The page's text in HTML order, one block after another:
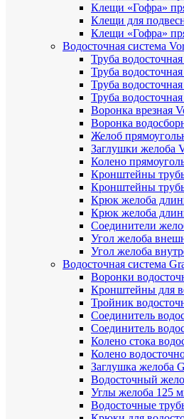
Клещи «Гофра»
Клещи для
Клещи «Гофра»
Водосточная система
Труба
Труба
Труба
Труба
Воронка врезная
Воронка
Желоб
Заглушки желоба
Колено
Кронштейны
Кронштейны
Крюк желоба
Крюк желоба
Соединители
Угол желоба
Угол желоба
Водосточная система
Воронки
Кронштейны для
Тройник
Соединитель
Соединитель
Колено стока
Колено
Заглушка желоба
Водосточный
Углы желоба 125
Водосточные